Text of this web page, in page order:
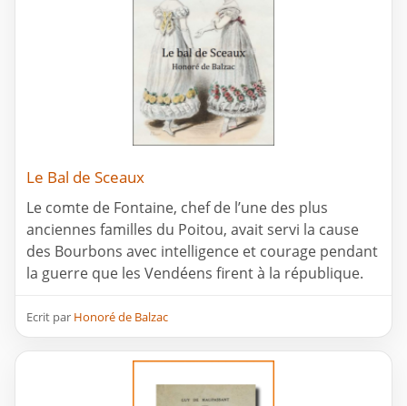
Le Bal de Sceaux
Le comte de Fontaine, chef de l’une des plus
anciennes familles du Poitou, avait servi la cause
des Bourbons avec intelligence et courage pendant
la guerre que les Vendéens firent à la république.
Ecrit par Honoré de Balzac